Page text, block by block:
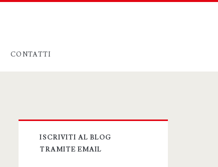
CONTATTI
Primary
Sidebar
ISCRIVITI AL BLOG
TRAMITE EMAIL